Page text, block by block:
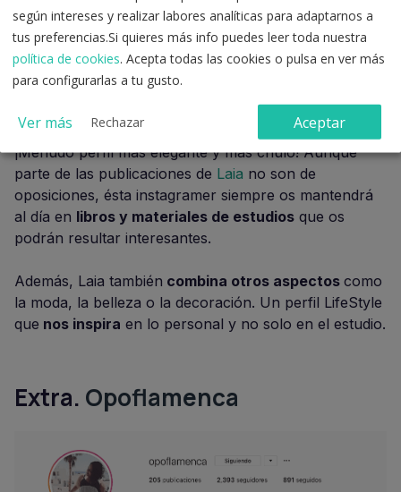
¡Menudo perfil más elegante y más chulo! Aunque
parte de las publicaciones de Laia no son de
oposiciones, ésta instagramer siempre os mantendrá
al día en libros y materiales de estudios que os
podrán resultar interesantes.
Además, Laia también combina otros aspectos como
la moda, la belleza o la decoración. Un perfil LifeStyle
que nos inspira en lo personal y no solo en el estudio.
Extra. Opoflamenca
según intereses y realizar labores analíticas para adaptarnos a
tus preferencias.Si quieres más info puedes leer toda nuestra
política de cookies. Acepta todas las cookies o pulsa en ver más
para configurarlas a tu gusto.
Ver más Rechazar Aceptar